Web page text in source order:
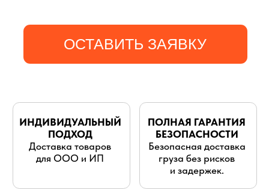
Срок доставки от 3х дней
Стоимость от 0.7 $/кг
Безопасная доставка
груза без рисков
Доставка товаров
для ООО и ИП